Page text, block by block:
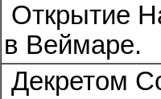
Открытие
в Веймаре.
Декретом